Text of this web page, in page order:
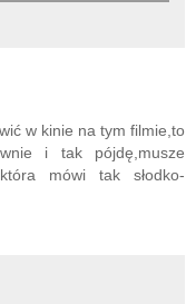
w kinie na tym filmie,to
i tak pójdę,musze
mówi tak słodko-